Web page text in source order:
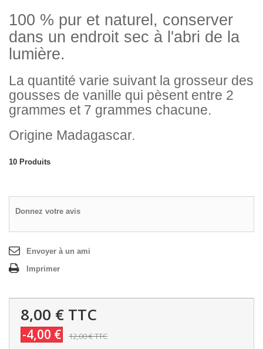
100 % pur et naturel, conserver
dans un endroit sec à l'abri de la
lumière.
La quantité varie suivant la grosseur des
gousses de vanille qui pèsent entre 2
grammes et 7 grammes chacune.
Origine Madagascar.
10 Produits
Donnez votre avis
Envoyer à un ami
Imprimer
8,00 € TTC
-4,00 € 12,00 €TTC